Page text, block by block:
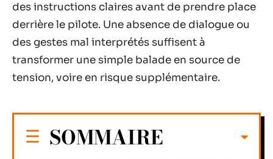
des instructions claires avant de prendre place
derrière le pilote. Une absence de dialogue ou
des gestes mal interprétés suffisent à
transformer une simple balade en source de
tension, voire en risque supplémentaire.
SOMMAIRE